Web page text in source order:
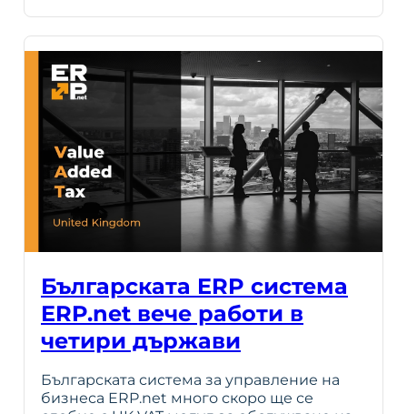
Българската ERP система
ERP.net вече работи в
четири държави
Българската система за управление на
бизнеса ERP.net много скоро ще се